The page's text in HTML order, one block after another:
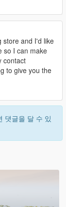
store and I'd like
so I can make
contact
to give you the
댓글을 달 수 있